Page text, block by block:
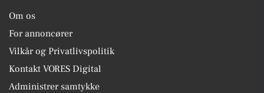
Om os
For annoncører
Vilkår og Privatlivspolitik
Kontakt VORES Digital
Administrer samtykke